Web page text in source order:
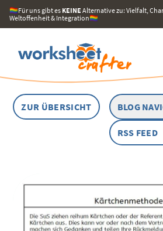
🏳️‍🌈Für uns gibt es KEINE Alternative zu: Vielfalt,
Weltoffenheit & Integration🏳️‍🌈
ZUR ÜBERSICHT BLOG
RSS FEED